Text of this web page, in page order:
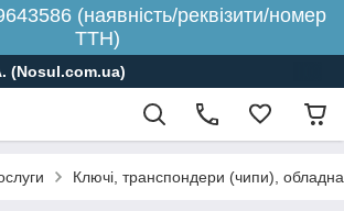
(наявність/реквізити/номер
ТТН)
Ключі, транспондери (чипи),